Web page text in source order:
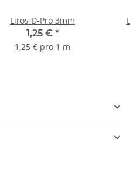
Liros D-Pro 3mm
1,25 € *
1,25 € pro 1 m